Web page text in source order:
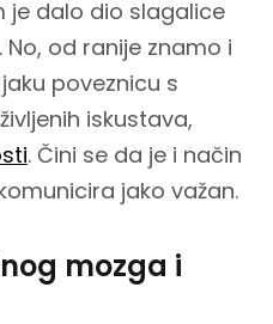
je dalo dio slagalice
od ranije znamo i
poveznicu s
iskustava,
. Čini se da je i način
jako važan.
mozga i